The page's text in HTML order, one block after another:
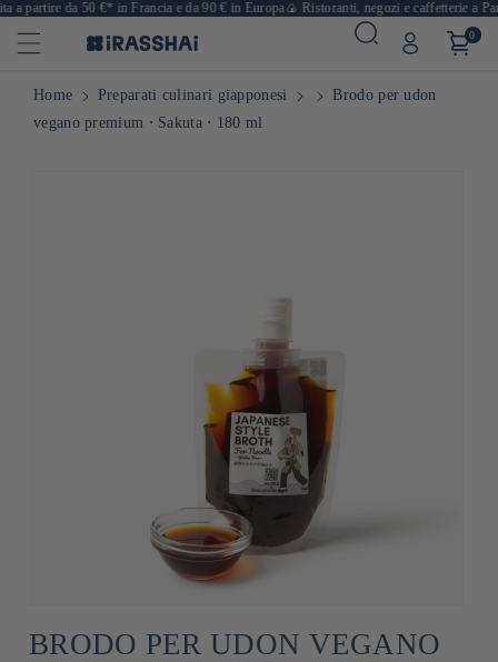
a partire da 50 €* in Francia e da 90 € in Europa🍙 Ristoranti, negozi e caffetterie a
0
Home Preparati culinari giapponesi
Brodo per udon
vegano premium ⋅ Sakuta ⋅ 180 ml
BRODO PER UDON VEGANO